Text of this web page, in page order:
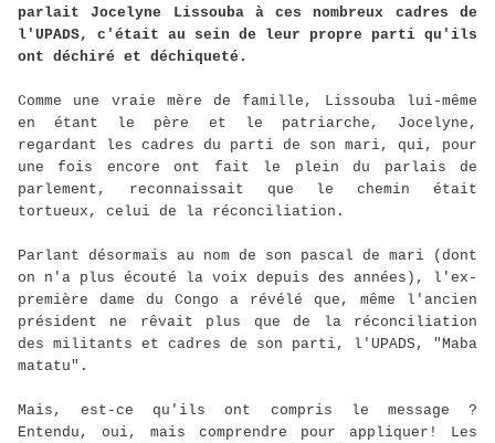
parlait Jocelyne Lissouba à ces nombreux cadres de
l'UPADS, c'était au sein de leur propre parti qu'ils
ont déchiré et déchiqueté.
Comme une vraie mère de famille, Lissouba lui-même
en étant le père et le patriarche, Jocelyne,
regardant les cadres du parti de son mari, qui, pour
une fois encore ont fait le plein du parlais de
parlement, reconnaissait que le chemin était
tortueux, celui de la réconciliation.
Parlant désormais au nom de son pascal de mari (dont
on n'a plus écouté la voix depuis des années), l'ex-
première dame du Congo a révélé que, même l'ancien
président ne rêvait plus que de la réconciliation
des militants et cadres de son parti, l'UPADS, "Maba
matatu".
Mais, est-ce qu'ils ont compris le message ?
Entendu, oui, mais comprendre pour appliquer! Les